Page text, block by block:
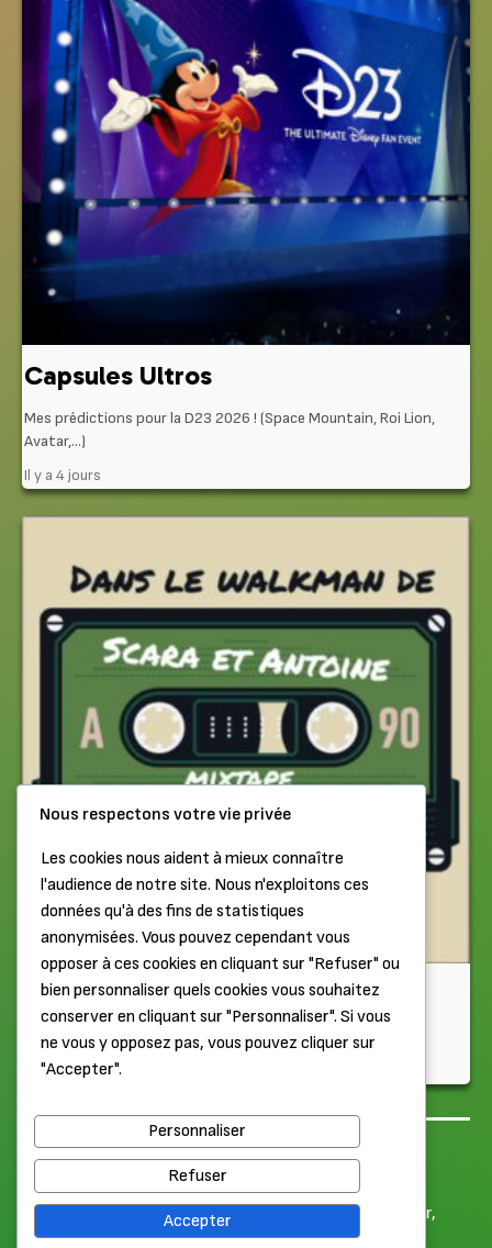
Capsules Ultros
Mes prédictions pour la D23 2026 ! (Space Mountain, Roi Lion,
Avatar,…)
Il y a 4 jours
Chiptune
Dans le Walkman de Scarabetty et Antoine (Partie 1)
Il y a 1 semaine
Haut de page Mentions légales
© 2026 Label Élabète. Tous droits réservés.
Merci à nos Patrons Or pour leur soutien : Pierre Goodcar,
Antinéa,Nic'o'ciné,Wakkun,Lakaelie,Jerell,Anthonome
Nous respectons votre vie privée
Les cookies nous aident à mieux connaître
l'audience de notre site. Nous n'exploitons ces
données qu'à des fins de statistiques
anonymisées. Vous pouvez cependant vous
opposer à ces cookies en cliquant sur "Refuser" ou
bien personnaliser quels cookies vous souhaitez
conserver en cliquant sur "Personnaliser". Si vous
ne vous y opposez pas, vous pouvez cliquer sur
"Accepter".
Personnaliser
Refuser
Accepter